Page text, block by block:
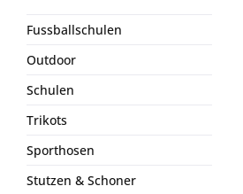
Fussballschulen
Outdoor
Schulen
Trikots
Sporthosen
Stutzen & Schoner